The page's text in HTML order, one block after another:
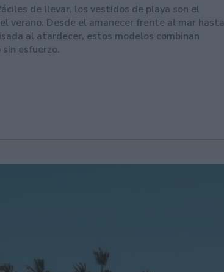
de llevar, los vestidos de playa son el
verano. Desde el amanecer frente al mar hasta
al atardecer, estos modelos combinan
esfuerzo.